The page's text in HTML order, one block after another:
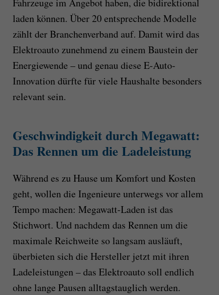
laden können. Über 20 entsprechende Modelle
zählt der Branchenverband auf. Damit wird das
Elektroauto zunehmend zu einem Baustein der
Energiewende – und genau diese E-Auto-
Innovation dürfte für viele Haushalte besonders
relevant sein.
Geschwindigkeit durch Megawatt:
Das Rennen um die Ladeleistung
Während es zu Hause um Komfort und Kosten
geht, wollen die Ingenieure unterwegs vor allem
Tempo machen: Megawatt-Laden ist das
Stichwort. Und nachdem das Rennen um die
maximale Reichweite so langsam ausläuft,
überbieten sich die Hersteller jetzt mit ihren
Ladeleistungen – das Elektroauto soll endlich
ohne lange Pausen alltagstauglich werden.